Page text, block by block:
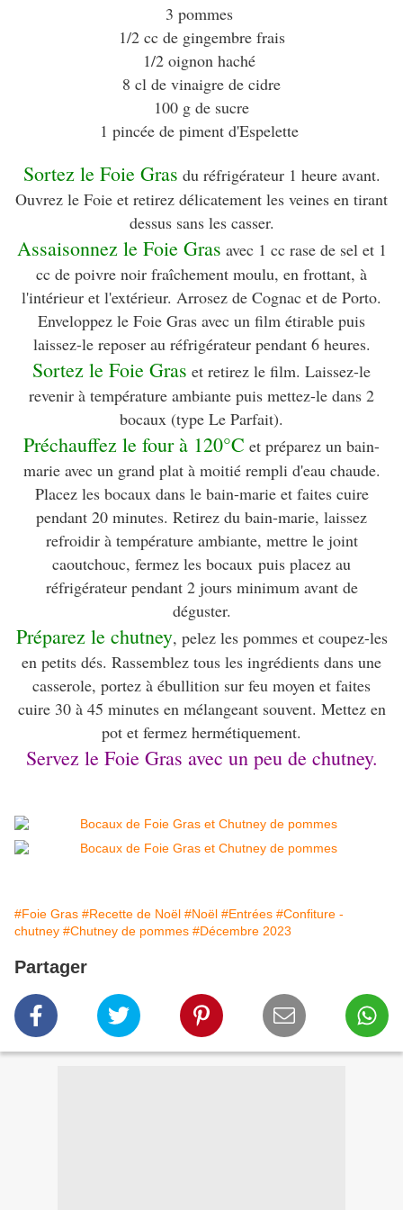
3 pommes
1/2 cc de gingembre frais
1/2 oignon haché
8 cl de vinaigre de cidre
100 g de sucre
1 pincée de piment d'Espelette
Sortez le Foie Gras du réfrigérateur 1 heure avant.
Ouvrez le Foie et retirez délicatement les veines en tirant
dessus sans les casser.
Assaisonnez le Foie Gras avec 1 cc rase de sel et 1
cc de poivre noir fraîchement moulu, en frottant, à
l'intérieur et l'extérieur. Arrosez de Cognac et de Porto.
Enveloppez le Foie Gras avec un film étirable puis
laissez-le reposer au réfrigérateur pendant 6 heures.
Sortez le Foie Gras et retirez le film. Laissez-le
revenir à température ambiante puis mettez-le dans 2
bocaux (type Le Parfait).
Préchauffez le four à 120°C et préparez un bain-
marie avec un grand plat à moitié rempli d'eau chaude.
Placez les bocaux dans le bain-marie et faites cuire
pendant 20 minutes. Retirez du bain-marie, laissez
refroidir à température ambiante, mettre le joint
caoutchouc, fermez les bocaux puis placez au
réfrigérateur pendant 2 jours minimum avant de
déguster.
Préparez le chutney, pelez les pommes et coupez-les
en petits dés. Rassemblez tous les ingrédients dans une
casserole, portez à ébullition sur feu moyen et faites
cuire 30 à 45 minutes en mélangeant souvent. Mettez en
pot et fermez hermétiquement.
Servez le Foie Gras avec un peu de chutney.
#Foie Gras #Recette de Noël #Noël #Entrées #Confiture -
chutney #Chutney de pommes #Décembre 2023
Partager